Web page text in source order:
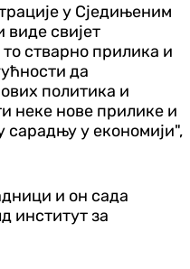
у Сједињеним
свијет
стварно прилика и
да
политика и
неке нове прилике и
сарадњу у економији",
и он сада
институт за